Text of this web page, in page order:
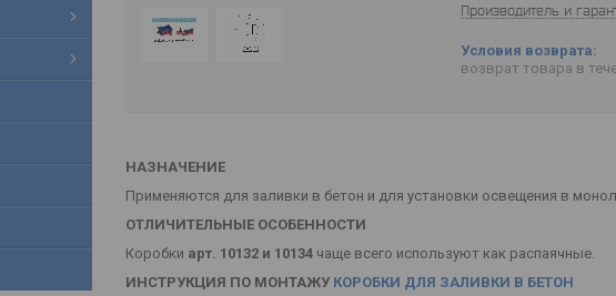
Производитель и
возврат товара в
НАЗНАЧЕНИЕ
Применяются для заливки в бетон и для установки освещения в
ОТЛИЧИТЕЛЬНЫЕ ОСОБЕННОСТИ
Коробки арт. 10132 и 10134 чаще всего используют как распаячные.
ИНСТРУКЦИЯ ПО МОНТАЖУ КОРОБКИ ДЛЯ ЗАЛИВКИ В БЕТОН